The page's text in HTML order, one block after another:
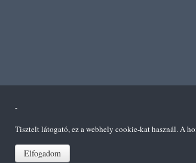
-
Tisztelt látogató, ez a webhely cookie-kat használ. A
Elfogadom